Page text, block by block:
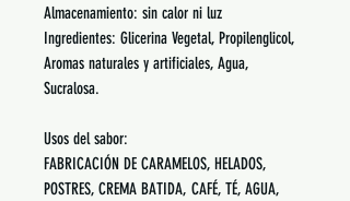
Almacenamiento: sin calor ni luz
Ingredientes: Glicerina Vegetal, Propilenglicol,
Aromas naturales y artificiales, Agua,
Sucralosa.
Usos del sabor:
FABRICACIÓN DE CARAMELOS, HELADOS,
POSTRES, CREMA BATIDA, CAFÉ, TÉ, AGUA,